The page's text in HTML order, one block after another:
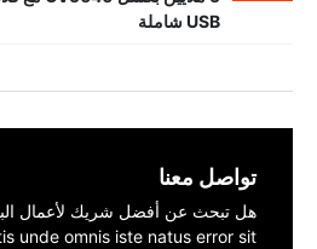
USB شاملة
تواصل معنا
هل تبحث عن أفضل شريك لأعمال
unde omnis iste natus error sit